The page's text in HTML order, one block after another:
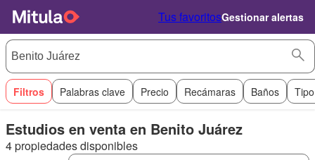
Tus favoritosGestionar alertas
Filtros Palabras clave Precio Recámaras Baños
Estudios en venta en Benito Juárez
4 propiedades disponibles